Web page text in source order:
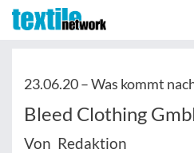
23.06.20 –Was kommt
Bleed Clothing
Von Redaktion